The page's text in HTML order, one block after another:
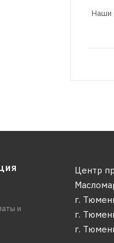
Наши
и
Центр
г.
г.
г.